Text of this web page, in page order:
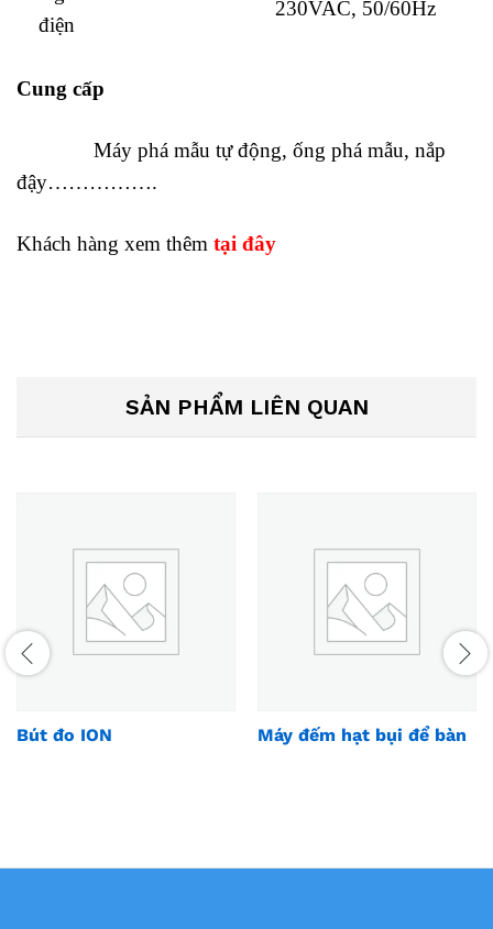
điện
230VAC, 50/60Hz
Cung cấp
Máy phá mẫu tự động, ống phá mẫu, nắp
đậy…………….
Khách hàng xem thêm tại đây
SẢN PHẨM LIÊN QUAN
Bút đo ION Máy đếm hạt bụi để bàn